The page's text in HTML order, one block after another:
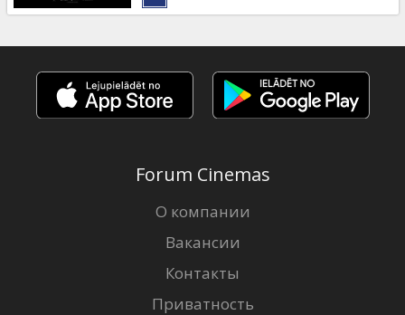
Клуб
Forum Cinemas
О компании
Вакансии
Контакты
Приватность